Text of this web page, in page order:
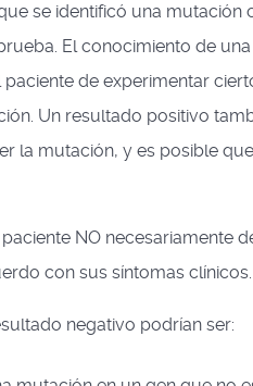
se identificó una
El conocimiento de
de experimentar
Un resultado positivo
la mutación, y es posible
NO necesariamente
con sus síntomas clínicos.
negativo podrían ser: